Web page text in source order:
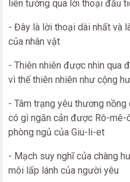
liên tưởng qua lời thoại đầu
- Đây là lời thoại dài nhất và
của nhân vật
- Thiên nhiên được nhìn qua
vì thế thiên nhiên như cộng
- Tâm trạng yêu thương nồng
có gì ngăn cản được Rô-
phòng ngủ của Giu-li-et
- Mạch suy nghĩ của chàng
môi lấp lánh của người yêu